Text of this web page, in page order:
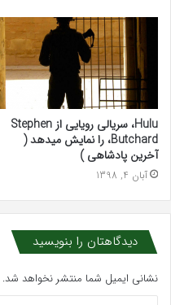
Hulu، سریالی رویایی از Stephen
Butchard، را نمایش میدهد (
آخرین پادشاهی )
آبان 4, 1398
دیدگاهتان را بنویسید
نشانی ایمیل شما منتشر نخواهد شد.